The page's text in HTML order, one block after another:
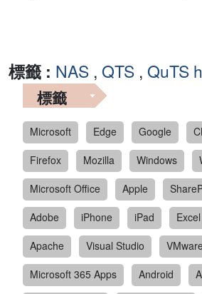
標籤 : NAS , QTS , QuTS
標籤
Microsoft Edge Google
Firefox
Mozilla Windows
Microsoft Office
Apple
Adobe
iPhone iPad Excel
Apache
Visual Studio VMware
Microsoft 365 Apps
Android